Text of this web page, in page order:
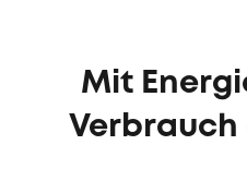
Mit